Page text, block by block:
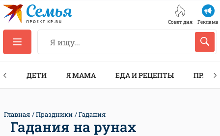
Совет дня Реклама
ДЕТИ Я МАМА ЕДА И РЕЦЕПТЫ
Главная Праздники Гадания
Гадания на рунах